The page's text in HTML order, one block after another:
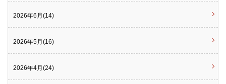
2026年6月(14)
2026年5月(16)
2026年4月(24)